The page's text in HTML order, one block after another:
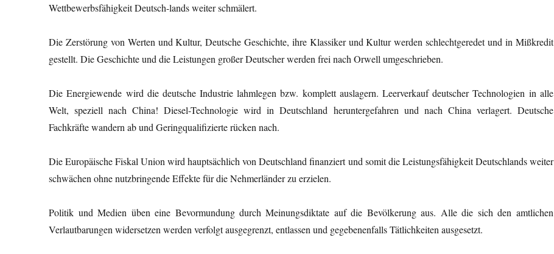
Wettbewerbsfähigkeit Deutsch-lands weiter schmälert.
Die Zerstörung von Werten und Kultur, Deutsche Geschichte, ihre Klassiker und Kultur werden schlechtgeredet und in Mißkredit
gestellt. Die Geschichte und die Leistungen großer Deutscher werden frei nach Orwell umgeschrieben.
Die Energiewende wird die deutsche Industrie lahmlegen bzw. komplett auslagern. Leerverkauf deutscher Technologien in alle
Welt, speziell nach China! Diesel-Technologie wird in Deutschland heruntergefahren und nach China verlagert. Deutsche
Fachkräfte wandern ab und Geringqualifizierte rücken nach.
Die Europäische Fiskal Union wird hauptsächlich von Deutschland finanziert und somit die Leistungsfähigkeit Deutschlands weiter
schwächen ohne nutzbringende Effekte für die Nehmerländer zu erzielen.
Politik und Medien üben eine Bevormundung durch Meinungsdiktate auf die Bevölkerung aus. Alle die sich den amtlichen
Verlautbarungen widersetzen werden verfolgt ausgegrenzt, entlassen und gegebenenfalls Tätlichkeiten ausgesetzt.